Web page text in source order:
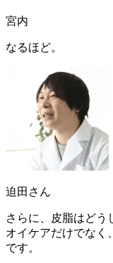
宮内
なるほど。
迫田さん
さらに、皮脂はどう
オイケアだけでなく
です。